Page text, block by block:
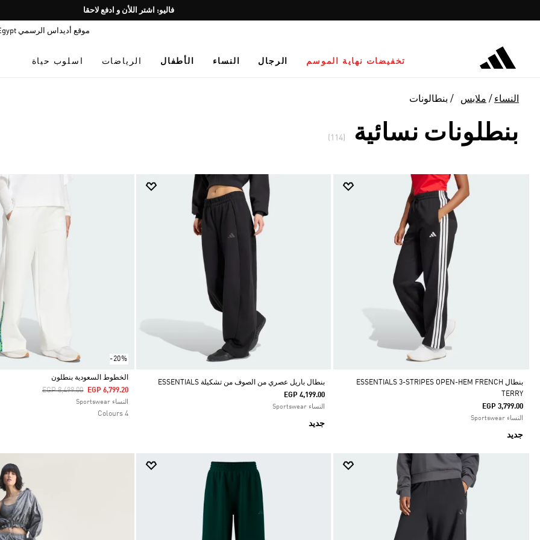
Pause
promotion
موقع أديداس الرسمي Egypt
تخفيضات نهاية الموسم الرجال النساء الأطفال الرياضات اسلوب حياة
النساء ملابس بنطالونات
بنطلونات نسائية (114)
بنطال ESSENTIALS 3-STRIPES OPEN-HEM FRENCH
TERRY
EGP 3,799.00
النساء Sportswear
جديد
بنطال باريل عصري من الصوف من تشكيلة ESSENTIALS
EGP 4,199.00
النساء Sportswear
جديد
-20%
Selected
الخطوط السعودية بنطلون
Price Reduced From
EGP 8,499.00ToEGP 6,799.20
النساء Sportswear
4 Colours